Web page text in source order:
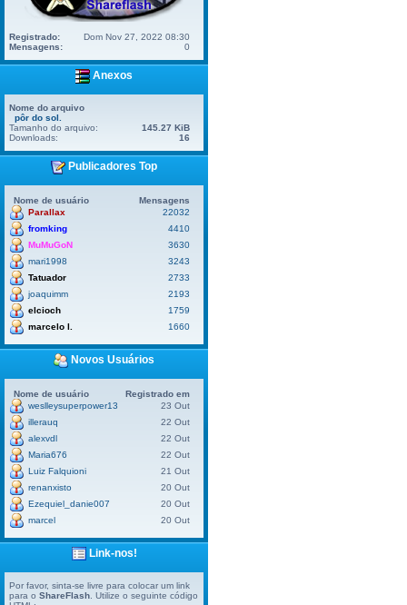
Registrado:
Dom Nov 27, 2022 08:30
Mensagens:
0
Anexos
Nome do arquivo
pôr do sol.
Tamanho do arquivo:
145.27 KiB
Downloads:
16
Publicadores Top
Nome de usuário
Mensagens
Parallax
22032
fromking
4410
MuMuGoN
3630
mari1998
3243
Tatuador
2733
joaquimm
2193
elcioch
1759
marcelo l.
1660
Novos Usuários
Nome de usuário
Registrado em
weslleysuperpower13
23 Out
illerauq
22 Out
alexvdl
22 Out
Maria676
22 Out
Luiz Falquioni
21 Out
renanxisto
20 Out
Ezequiel_danie007
20 Out
marcel
20 Out
Link-nos!
Por favor, sinta-se livre para colocar um link
para o ShareFlash. Utilize o seguinte código